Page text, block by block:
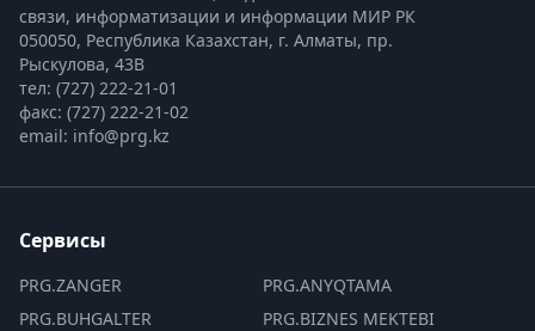
связи, информатизации и информации МИР РК
050050, Республика Казахстан, г. Алматы, пр.
Рыскулова, 43В
тел: (727) 222-21-01
факс: (727) 222-21-02
email: info@prg.kz
Сервисы
PRG.ZANGER
PRG.BUHGALTER
PRG.ANYQTAMA
PRG.BIZNES MEKTEBI